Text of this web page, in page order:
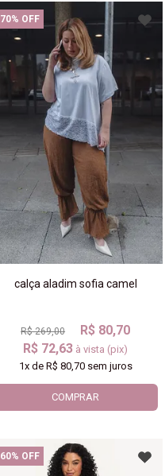
70% OFF
calça aladim sofia camel
R$ 269,00
R$ 80,70
R$ 72,63 à vista (pix)
1xde R$ 80,70sem juros
COMPRAR
60% OFF